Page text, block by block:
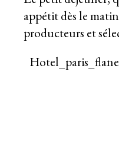
appétit dès le
producteurs et